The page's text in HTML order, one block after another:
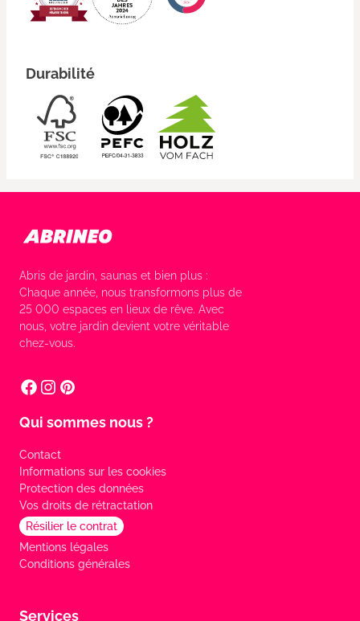
Durabilité
Abris de jardin, saunas et bien plus :
Chaque année, nous transformons plus de
25 000 espaces en lieux de rêve. Avec
nous, votre jardin devient votre véritable
chez-vous.
Qui sommes nous ?
Contact
Informations sur les cookies
Protection des données
Vos droits de rétractation
Résilier le contrat
Mentions légales
Conditions générales
Services